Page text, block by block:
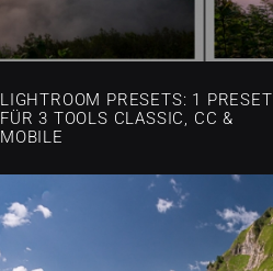
LIGHTROOM PRESETS: 1 PRESET
FÜR 3 TOOLS CLASSIC, CC &
MOBILE